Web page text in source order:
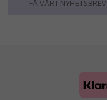
FÅ VÅRT NYHETSBREV